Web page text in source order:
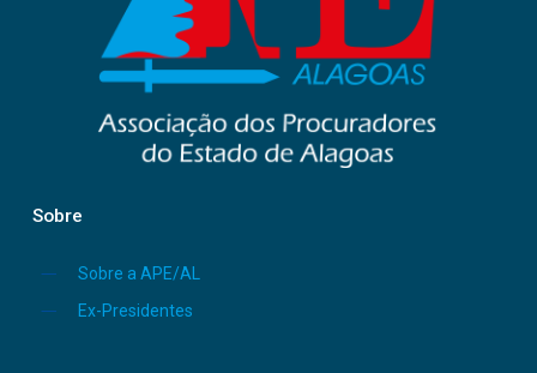
Sobre
Sobre a APE/AL
Ex-Presidentes